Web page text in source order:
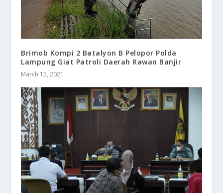
Brimob Kompi 2 Batalyon B Pelopor Polda
Lampung Giat Patroli Daerah Rawan Banjir
March 12, 2021